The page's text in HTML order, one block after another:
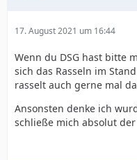
17. August 2021 um 16:44
Wenn du DSG hast bitte
sich das Rasseln im
rasselt auch gerne mal
Ansonsten denke ich
schließe mich absolut